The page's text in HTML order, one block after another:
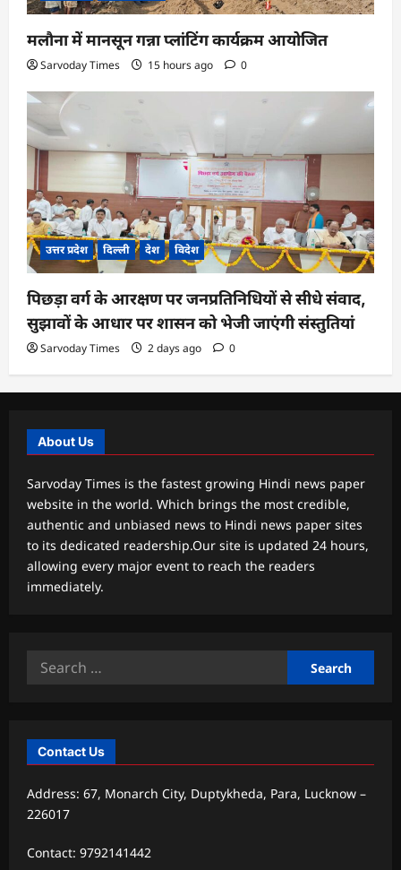
मलौना में मानसून गन्ना प्लांटिंग कार्यक्रम आयोजित
Sarvoday Times 15 hours ago 0
उत्तर प्रदेश दिल्ली देश विदेश
पिछड़ा वर्ग के आरक्षण पर जनप्रतिनिधियों से सीधे संवाद,
सुझावों के आधार पर शासन को भेजी जाएंगी संस्तुतियां
Sarvoday Times 2 days ago 0
About Us
Sarvoday Times is the fastest growing Hindi news paper
website in the world. Which brings the most credible,
authentic and unbiased news to Hindi news paper sites
to its dedicated readership.Our site is updated 24 hours,
allowing every major event to reach the readers
immediately.
Search
Contact Us
Address: 67, Monarch City, Duptykheda, Para, Lucknow –
226017
Contact: 9792141442